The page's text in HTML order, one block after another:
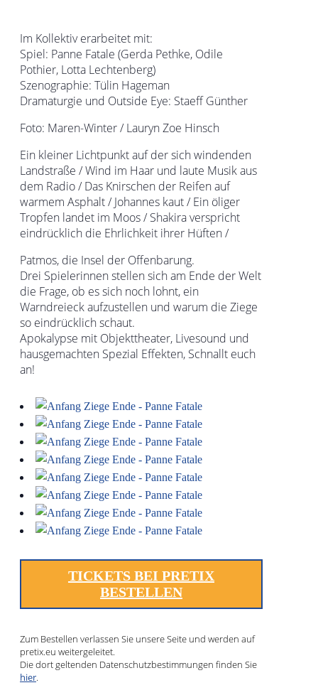
Im Kollektiv erarbeitet mit:
Spiel: Panne Fatale (Gerda Pethke, Odile
Pothier, Lotta Lechtenberg)
Szenographie: Tülin Hageman
Dramaturgie und Outside Eye: Staeff Günther
Foto: Maren-Winter / Lauryn Zoe Hinsch
Ein kleiner Lichtpunkt auf der sich windenden
Landstraße / Wind im Haar und laute Musik aus
dem Radio / Das Knirschen der Reifen auf
warmem Asphalt / Johannes kaut / Ein öliger
Tropfen landet im Moos / Shakira verspricht
eindrücklich die Ehrlichkeit ihrer Hüften /
Patmos, die Insel der Offenbarung.
Drei Spielerinnen stellen sich am Ende der Welt
die Frage, ob es sich noch lohnt, ein
Warndreieck aufzustellen und warum die Ziege
so eindrücklich schaut.
Apokalypse mit Objekttheater, Livesound und
hausgemachten Spezial Effekten, Schnallt euch
an!
TICKETS BEI PRETIX
BESTELLEN
Zum Bestellen verlassen Sie unsere Seite und werden auf
pretix.eu weitergeleitet.
Die dort geltenden Datenschutzbestimmungen finden Sie
hier.